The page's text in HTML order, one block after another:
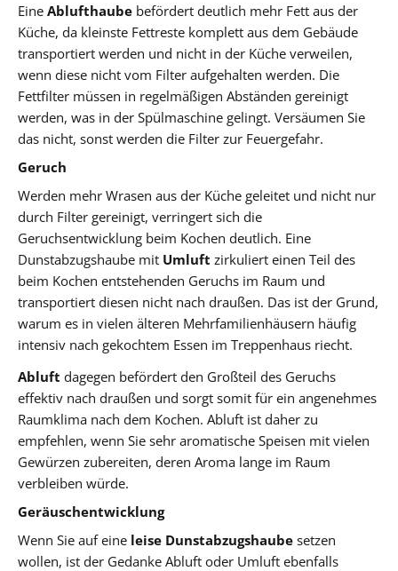
Eine Ablufthaube befördert deutlich mehr Fett aus der
Küche, da kleinste Fettreste komplett aus dem Gebäude
transportiert werden und nicht in der Küche verweilen,
wenn diese nicht vom Filter aufgehalten werden. Die
Fettfilter müssen in regelmäßigen Abständen gereinigt
werden, was in der Spülmaschine gelingt. Versäumen Sie
das nicht, sonst werden die Filter zur Feuergefahr.
Geruch
Werden mehr Wrasen aus der Küche geleitet und nicht nur
durch Filter gereinigt, verringert sich die
Geruchsentwicklung beim Kochen deutlich. Eine
Dunstabzugshaube mit Umluft zirkuliert einen Teil des
beim Kochen entstehenden Geruchs im Raum und
transportiert diesen nicht nach draußen. Das ist der Grund,
warum es in vielen älteren Mehrfamilienhäusern häufig
intensiv nach gekochtem Essen im Treppenhaus riecht.
Abluft dagegen befördert den Großteil des Geruchs
effektiv nach draußen und sorgt somit für ein angenehmes
Raumklima nach dem Kochen. Abluft ist daher zu
empfehlen, wenn Sie sehr aromatische Speisen mit vielen
Gewürzen zubereiten, deren Aroma lange im Raum
verbleiben würde.
Geräuschentwicklung
Wenn Sie auf eine leise Dunstabzugshaube setzen
wollen, ist der Gedanke Abluft oder Umluft ebenfalls